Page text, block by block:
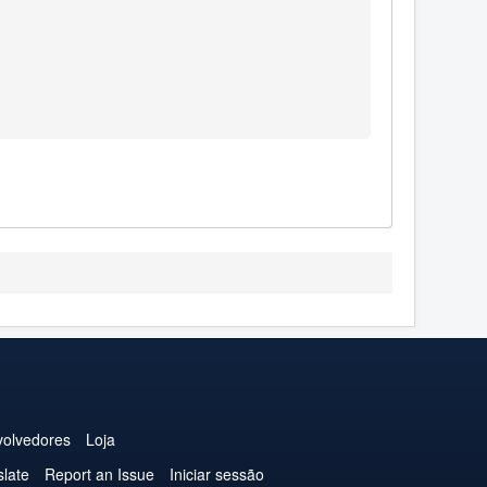
Loja
Report an Issue Iniciar sessão